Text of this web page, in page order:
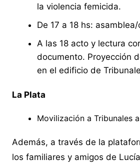
la violencia femicida.
De 17 a 18 hs:
A las 18 acto y lectura
documento. Proyección
en el edificio de
La Plata
Movilización a Tribunales
Además, a través de la
los familiares y amigos de